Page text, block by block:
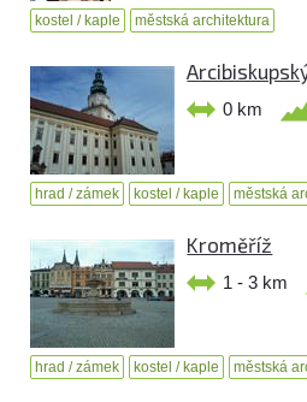
kostel / kaple městská architektura
0 km
hrad / zámek kostel / kaple městská
Kroměříž
1 - 3 km
hrad / zámek kostel / kaple městská